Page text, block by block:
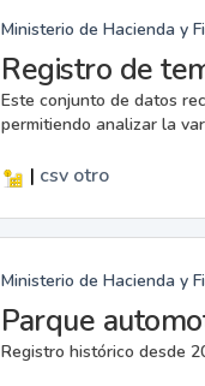
Ministerio de Hacienda y
Registro de
Este conjunto de datos
permitiendo analizar la
| csv otro
Ministerio de Hacienda y
Parque
Registro histórico desde